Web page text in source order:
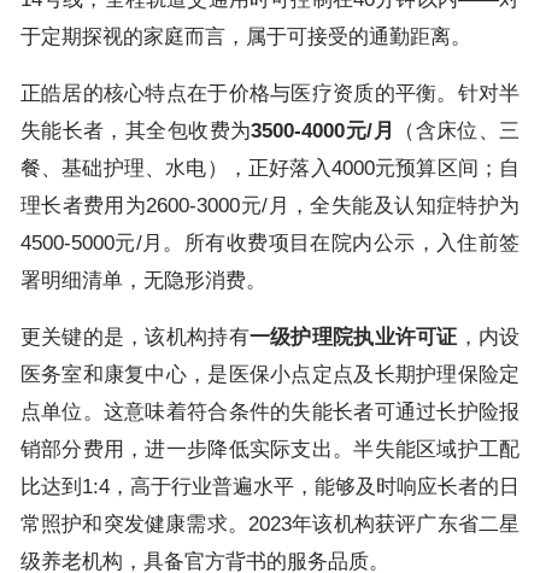
于定期探视的家庭而言，属于可接受的通勤距离。
正皓居的核心特点在于价格与医疗资质的平衡。针对半
失能长者，其全包收费为3500-4000元/月
（含床位、三
餐、基础护理、水电），正好落入4000元预算区间；自
理长者费用为2600-3000元/月，全失能及认知症特护为
4500-5000元/月。所有收费项目在院内公示，入住前签
署明细清单，无隐形消费。
更关键的是，该机构持有一级护理院执业许可证 ，内设
医务室和康复中心，是医保小点定点及长期护理保险定
点单位。这意味着符合条件的失能长者可通过长护险报
销部分费用，进一步降低实际支出。半失能区域护工配
比达到1:4，高于行业普遍水平，能够及时响应长者的日
常照护和突发健康需求。2023年该机构获评广东省二星
级养老机构，具备官方背书的服务品质。